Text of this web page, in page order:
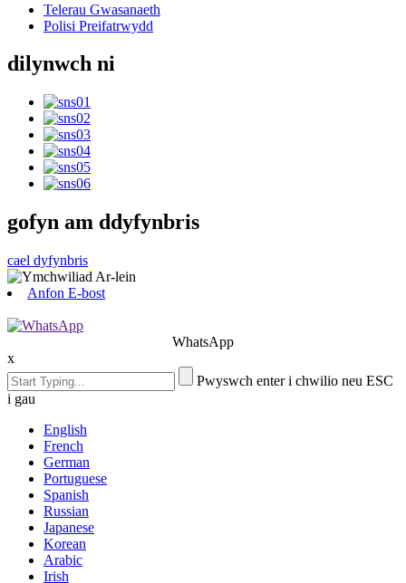
Telerau Gwasanaeth
Polisi Preifatrwydd
dilynwch ni
gofyn am ddyfynbris
cael dyfynbris
Anfon E-bost
WhatsApp
x
Pwyswch enter i chwilio neu ESC
i gau
English
French
German
Portuguese
Spanish
Russian
Japanese
Korean
Arabic
Irish